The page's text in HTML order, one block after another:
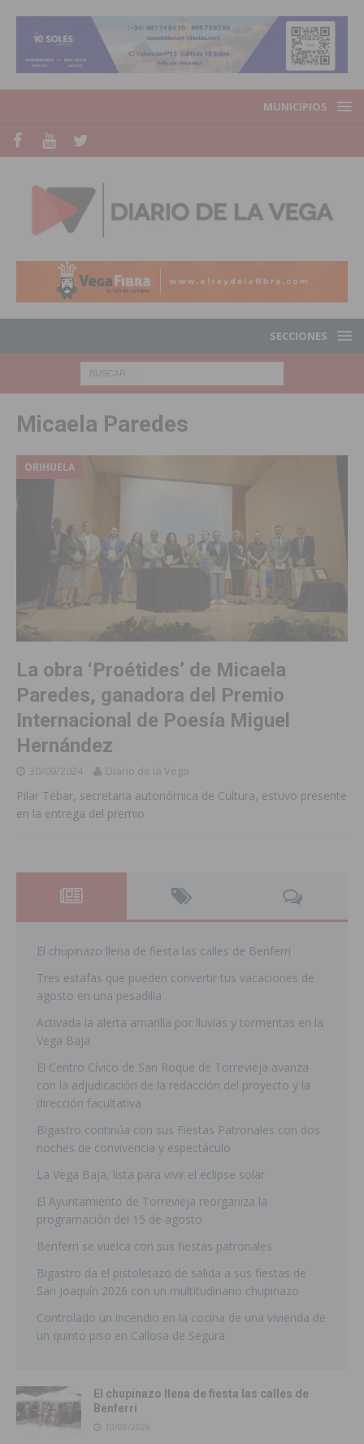
MUNICIPIOS
SECCIONES
Micaela Paredes
ORIHUELA
La obra ‘Proétides’ de Micaela
Paredes, ganadora del Premio
Internacional de Poesía Miguel
Hernández
30/09/2024 Diario de la Vega
Pilar Tébar, secretaria autonómica de Cultura, estuvo presente
en la entrega del premio
El chupinazo llena de fiesta las calles de Benferri
Tres estafas que pueden convertir tus vacaciones de
agosto en una pesadilla
Activada la alerta amarilla por lluvias y tormentas en la
Vega Baja
El Centro Cívico de San Roque de Torrevieja avanza
con la adjudicación de la redacción del proyecto y la
dirección facultativa
Bigastro continúa con sus Fiestas Patronales con dos
noches de convivencia y espectáculo
La Vega Baja, lista para vivir el eclipse solar
El Ayuntamiento de Torrevieja reorganiza la
programación del 15 de agosto
Benferri se vuelca con sus fiestas patronales
Bigastro da el pistoletazo de salida a sus fiestas de
San Joaquín 2026 con un multitudinario chupinazo
Controlado un incendio en la cocina de una vivienda de
un quinto piso en Callosa de Segura
El chupinazo llena de fiesta las calles de
Benferri
10/08/2026